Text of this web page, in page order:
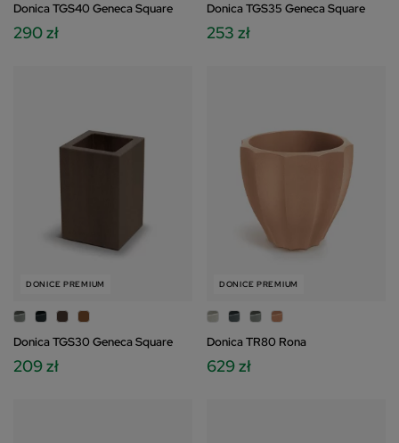
Donica TGS40 Geneca Square
290 zł
Donica TGS35 Geneca Square
253 zł
DONICE PREMIUM
Donica TGS30 Geneca Square
209 zł
DONICE PREMIUM
Donica TR80 Rona
629 zł